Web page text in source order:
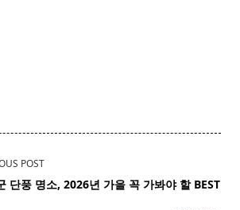
POST
단풍 명소, 2026년 가을 꼭 가봐야 할 BEST